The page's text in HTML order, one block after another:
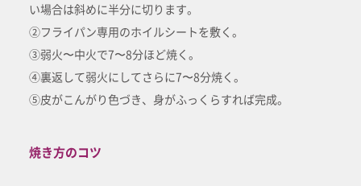
い場合は斜めに半分に切ります。
②フライパン専用のホイルシートを敷く。
③弱火〜中火で7〜8分ほど焼く。
④裏返して弱火にしてさらに7〜8分焼く。
⑤皮がこんがり色づき、身がふっくらすれば完成。
焼き方のコツ